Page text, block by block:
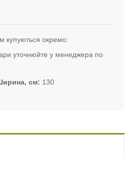
купуються окремо:
уточнюйте у менеджера по
см 130